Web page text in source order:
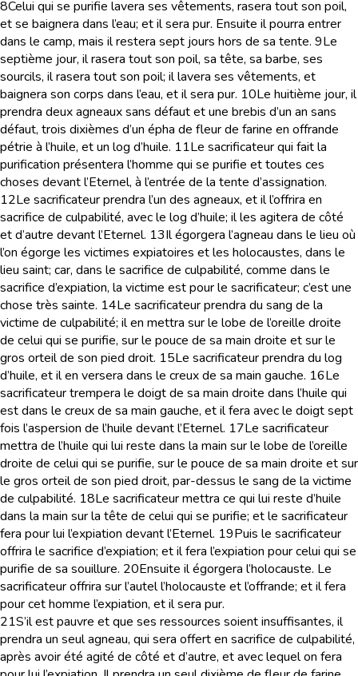
8Celui qui se purifie lavera ses vêtements, rasera tout son poil,
et se baignera dans l’eau; et il sera pur. Ensuite il pourra entrer
dans le camp, mais il restera sept jours hors de sa tente. 9Le
septième jour, il rasera tout son poil, sa tête, sa barbe, ses
sourcils, il rasera tout son poil; il lavera ses vêtements, et
baignera son corps dans l’eau, et il sera pur. 10Le huitième jour, il
prendra deux agneaux sans défaut et une brebis d’un an sans
défaut, trois dixièmes d’un épha de fleur de farine en offrande
pétrie à l’huile, et un log d’huile. 11Le sacrificateur qui fait la
purification présentera l’homme qui se purifie et toutes ces
choses devant l’Eternel, à l’entrée de la tente d’assignation.
12Le sacrificateur prendra l’un des agneaux, et il l’offrira en
sacrifice de culpabilité, avec le log d’huile; il les agitera de côté
et d’autre devant l’Eternel. 13Il égorgera l’agneau dans le lieu où
l’on égorge les victimes expiatoires et les holocaustes, dans le
lieu saint; car, dans le sacrifice de culpabilité, comme dans le
sacrifice d’expiation, la victime est pour le sacrificateur; c’est une
chose très sainte. 14Le sacrificateur prendra du sang de la
victime de culpabilité; il en mettra sur le lobe de l’oreille droite
de celui qui se purifie, sur le pouce de sa main droite et sur le
gros orteil de son pied droit. 15Le sacrificateur prendra du log
d’huile, et il en versera dans le creux de sa main gauche. 16Le
sacrificateur trempera le doigt de sa main droite dans l’huile qui
est dans le creux de sa main gauche, et il fera avec le doigt sept
fois l’aspersion de l’huile devant l’Eternel. 17Le sacrificateur
mettra de l’huile qui lui reste dans la main sur le lobe de l’oreille
droite de celui qui se purifie, sur le pouce de sa main droite et sur
le gros orteil de son pied droit, par-dessus le sang de la victime
de culpabilité. 18Le sacrificateur mettra ce qui lui reste d’huile
dans la main sur la tête de celui qui se purifie; et le sacrificateur
fera pour lui l’expiation devant l’Eternel. 19Puis le sacrificateur
offrira le sacrifice d’expiation; et il fera l’expiation pour celui qui se
purifie de sa souillure. 20Ensuite il égorgera l’holocauste. Le
sacrificateur offrira sur l’autel l’holocauste et l’offrande; et il fera
pour cet homme l’expiation, et il sera pur.
21S’il est pauvre et que ses ressources soient insuffisantes, il
prendra un seul agneau, qui sera offert en sacrifice de culpabilité,
après avoir été agité de côté et d’autre, et avec lequel on fera